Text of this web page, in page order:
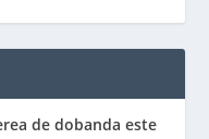
de dobanda este